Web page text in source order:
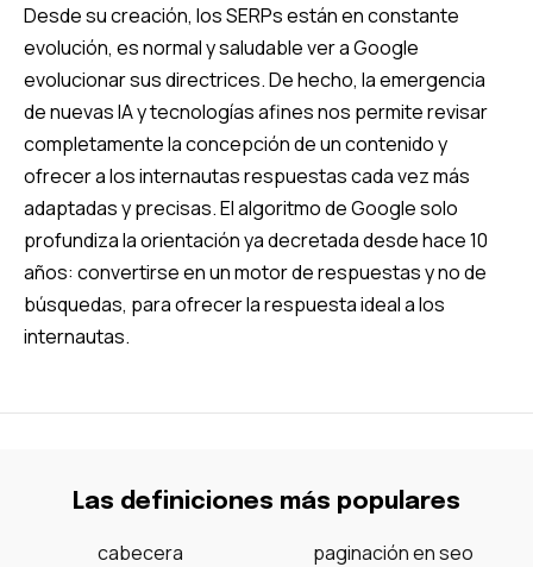
Desde su creación, los SERPs están en constante
evolución, es normal y saludable ver a Google
evolucionar sus directrices. De hecho, la emergencia
de nuevas IA y tecnologías afines nos permite revisar
completamente la concepción de un contenido y
ofrecer a los internautas respuestas cada vez más
adaptadas y precisas. El algoritmo de Google solo
profundiza la orientación ya decretada desde hace 10
años: convertirse en un motor de respuestas y no de
búsquedas, para ofrecer la respuesta ideal a los
internautas.
Las definiciones más populares
cabecera
paginación en seo